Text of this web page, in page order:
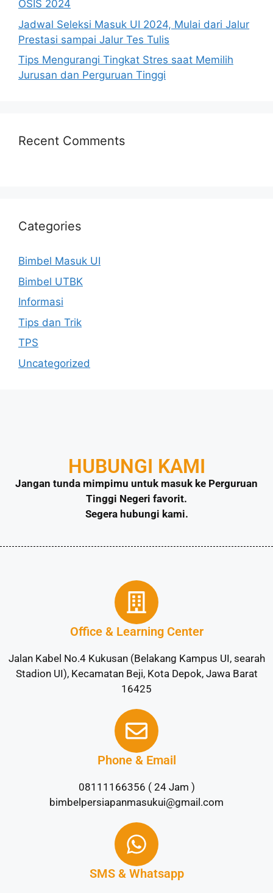
OSIS 2024
Jadwal Seleksi Masuk UI 2024, Mulai dari Jalur
Prestasi sampai Jalur Tes Tulis
Tips Mengurangi Tingkat Stres saat Memilih
Jurusan dan Perguruan Tinggi
Recent Comments
Categories
Bimbel Masuk UI
Bimbel UTBK
Informasi
Tips dan Trik
TPS
Uncategorized
HUBUNGI KAMI
Jangan tunda mimpimu untuk masuk ke Perguruan
Tinggi Negeri favorit.
Segera hubungi kami.
Office & Learning Center
Jalan Kabel No.4 Kukusan (Belakang Kampus UI, searah
Stadion UI), Kecamatan Beji, Kota Depok, Jawa Barat
16425
Phone & Email
08111166356 ( 24 Jam )
bimbelpersiapanmasukui@gmail.com
SMS & Whatsapp